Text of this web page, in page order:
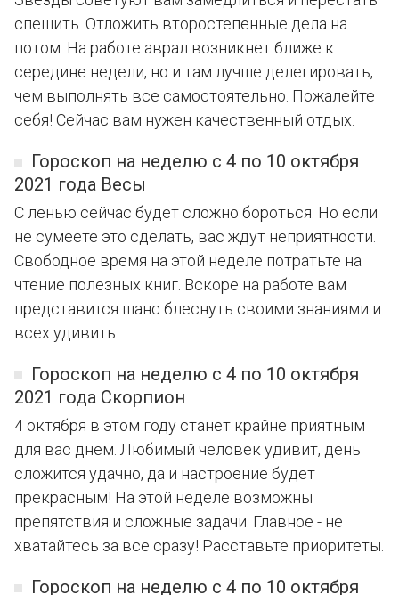
спешить. Отложить второстепенные дела на
потом. На работе аврал возникнет ближе к
середине недели, но и там лучше делегировать,
чем выполнять все самостоятельно. Пожалейте
себя! Сейчас вам нужен качественный отдых.
Гороскоп на неделю с 4 по 10 октября
2021 года Весы
С ленью сейчас будет сложно бороться. Но если
не сумеете это сделать, вас ждут неприятности.
Свободное время на этой неделе потратьте на
чтение полезных книг. Вскоре на работе вам
представится шанс блеснуть своими знаниями и
всех удивить.
Гороскоп на неделю с 4 по 10 октября
2021 года Скорпион
4 октября в этом году станет крайне приятным
для вас днем. Любимый человек удивит, день
сложится удачно, да и настроение будет
прекрасным! На этой неделе возможны
препятствия и сложные задачи. Главное - не
хватайтесь за все сразу! Расставьте приоритеты.
Гороскоп на неделю с 4 по 10 октября